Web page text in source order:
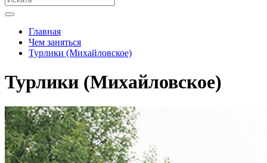
Главная
Чем заняться
Турлики (Михайловское)
Турлики (Михайловское)